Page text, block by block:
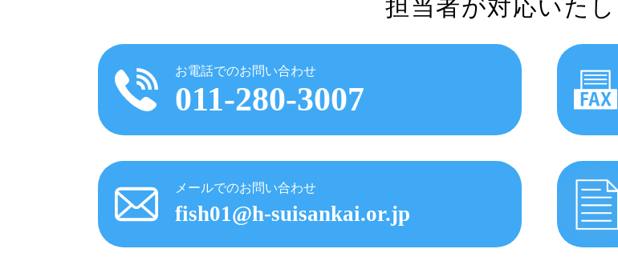
担当者が対応いたし
お電話でのお問い合わせ
011-280-3007
メールでのお問い合わせ
fish01@h-suisankai.or.jp